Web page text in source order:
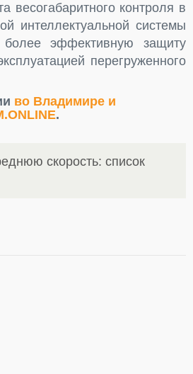
весогабаритного контроля в
интеллектуальной системы
более эффективную защиту
перегруженного
во Владимире и
.
скорость: список